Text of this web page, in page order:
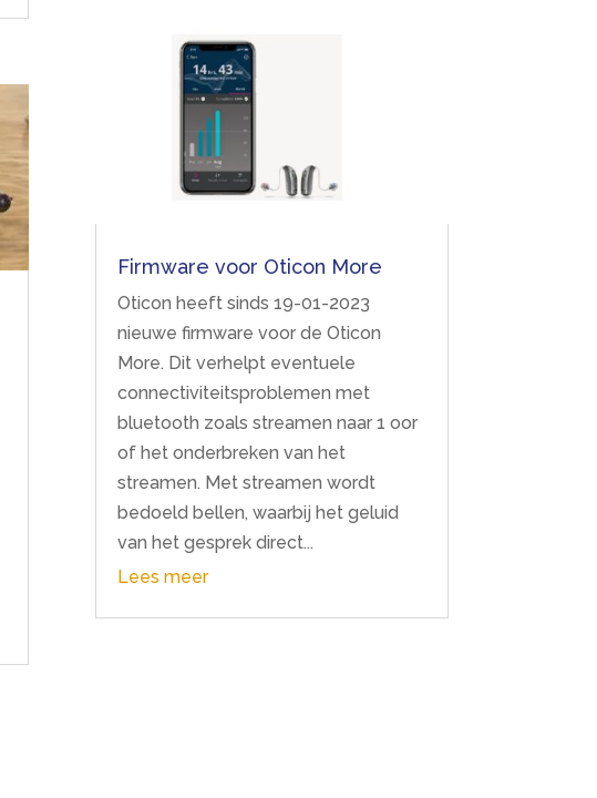
Firmware voor Oticon More
Oticon heeft sinds 19-01-2023
nieuwe firmware voor de Oticon
More. Dit verhelpt eventuele
connectiviteitsproblemen met
bluetooth zoals streamen naar 1 oor
of het onderbreken van het
streamen. Met streamen wordt
bedoeld bellen, waarbij het geluid
van het gesprek direct...
Lees meer